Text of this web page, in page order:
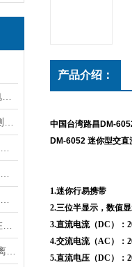
产品介绍：
中国台湾路昌DM-
DM-6052 迷你型交
1.迷你行易携带
2.三位半显示，数值
3.直流电流（DC）：
4.交流电流（AC）：
5.直流电压（DC）：